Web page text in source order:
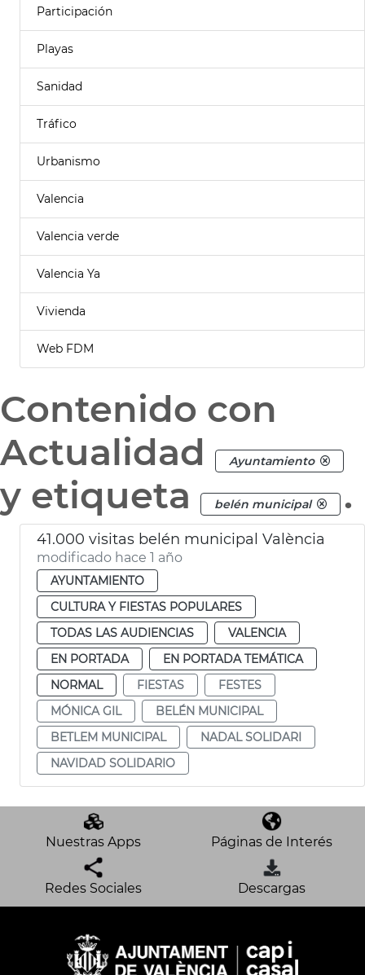
Participación
Playas
Sanidad
Tráfico
Urbanismo
Valencia
Valencia verde
Valencia Ya
Vivienda
Web FDM
Contenido con
Actualidad
Ayuntamiento
y etiqueta belén municipal .
41.000 visitas belén municipal València
modificado hace 1 año
AYUNTAMIENTO
CULTURA Y FIESTAS POPULARES
TODAS LAS AUDIENCIAS
VALENCIA
EN PORTADA
EN PORTADA TEMÁTICA
NORMAL
FIESTAS
FESTES
MÓNICA GIL
BELÉN MUNICIPAL
BETLEM MUNICIPAL
NADAL SOLIDARI
NAVIDAD SOLIDARIO
Nuestras Apps Páginas de Interés
Redes Sociales Descargas